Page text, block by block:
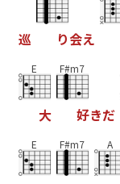
巡 り会え
E
大
F#m7
好きだ
E F#m7 A